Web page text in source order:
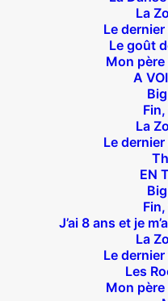
La
Le
Le goût
Mon
A
La
Le
EN
J’ai 8 ans et je
La
Le
Les
Mon
Théâtre